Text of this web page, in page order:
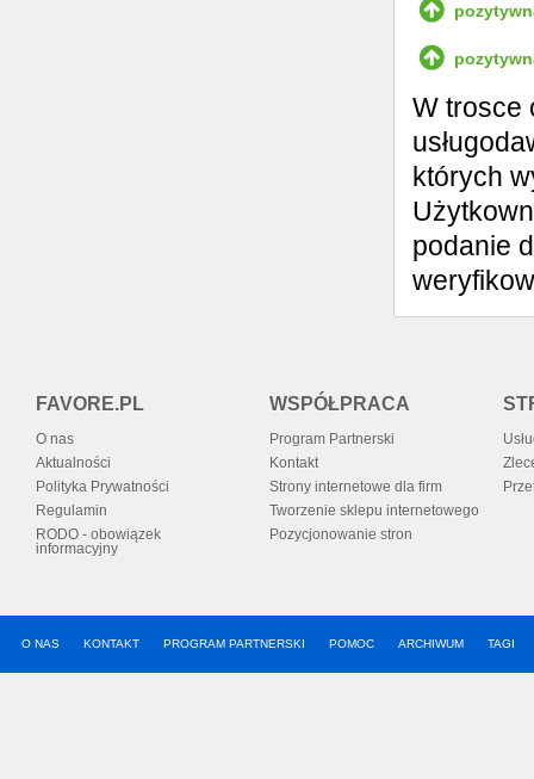
W trosce
których
podanie
FAVORE.PL
O nas
Aktualności
Polityka Prywatności
Regulamin
RODO - obowiązek
informacyjny
WSPÓŁPRACA
Program Partnerski
Kontakt
Strony internetowe dla firm
Tworzenie sklepu internetowego
Pozycjonowanie stron
O NAS KONTAKT PROGRAM PARTNERSKI POMOC ARCHIWUM TAGI